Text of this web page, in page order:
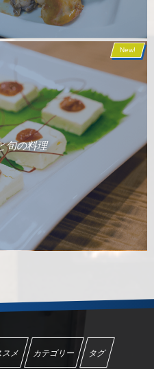
旬の料理
New!
スメ カテゴリー タグ